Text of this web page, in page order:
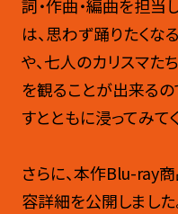
詞・作曲・編曲を担当
は、思わず踊りたくな
や、七人のカリスマた
を観ることが出来る
すとともに浸ってみて
さらに、本作Blu-ray
容詳細を公開しました